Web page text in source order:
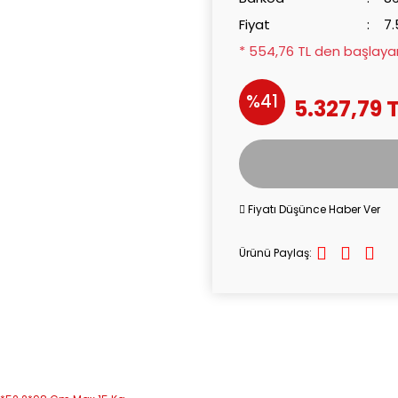
Fiyat
* 554,76 TL den
%41 5.327,79
Fiyatı Düşünce Haber Ver
Ürünü Paylaş: